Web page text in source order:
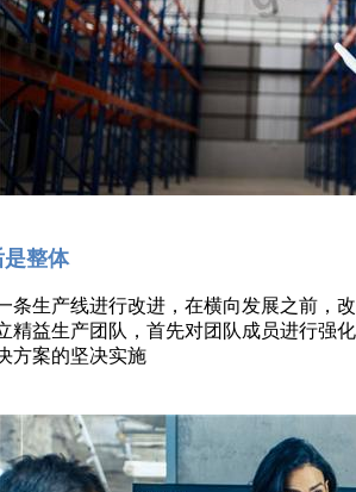
整体
条生产线进行改进，在横向发展之前，
精益生产团队，首先对团队成员进行强
方案的坚决实施